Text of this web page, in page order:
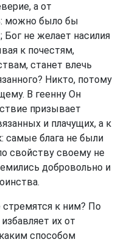
а от
можно было бы
не желает насилия
к почестям,
станет влечь
Никто, потому
В геенну Он
призывает
и плачущих, а к
самые блага не были
свойству своему не
добровольно и
к ним? По
их от
способом